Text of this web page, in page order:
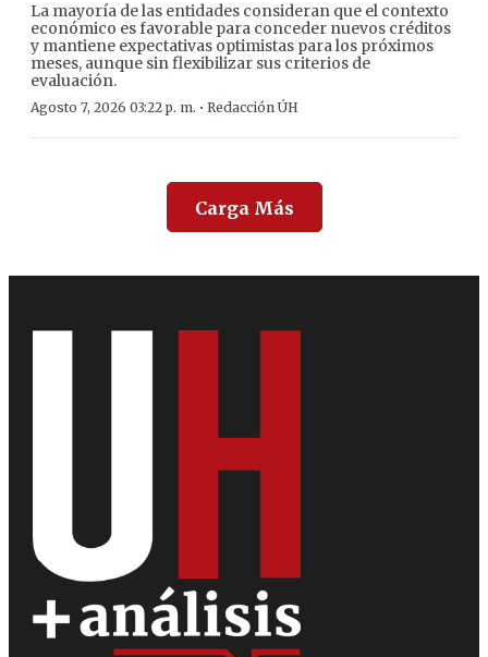
La mayoría de las entidades consideran que el contexto
económico es favorable para conceder nuevos créditos
y mantiene expectativas optimistas para los próximos
meses, aunque sin flexibilizar sus criterios de
evaluación.
Agosto 7, 2026 03:22 p. m. · Redacción ÚH
Carga Más